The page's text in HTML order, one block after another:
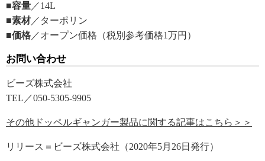
■容量 ／14L
■素材／ターポリン
■価格 ／オープン価格（税別参考価格1万円）
お問い合わせ
ビーズ株式会社
TEL／050-5305-9905
その他ドッペルギャンガー製品に関する記事はこちら＞＞
リリース＝ビーズ株式会社（2020年5月26日発行）